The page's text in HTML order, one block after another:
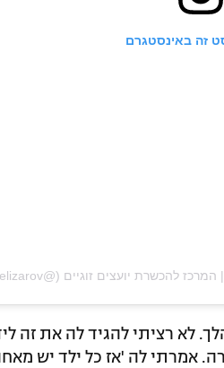
זה באינסטגרם
לא רציתי להגיד לה את זה
אמרתי לה 'אז כל ילד יש